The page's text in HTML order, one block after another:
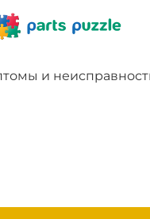
и